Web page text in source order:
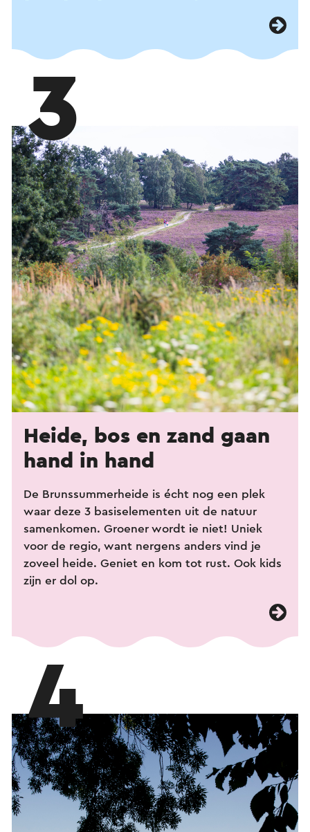
3
Heide, bos en zand gaan
hand in hand
De Brunssummerheide is écht nog een plek
waar deze 3 basiselementen uit de natuur
samenkomen. Groener wordt ie niet! Uniek
voor de regio, want nergens anders vind je
zoveel heide. Geniet en kom tot rust. Ook kids
zijn er dol op.
4